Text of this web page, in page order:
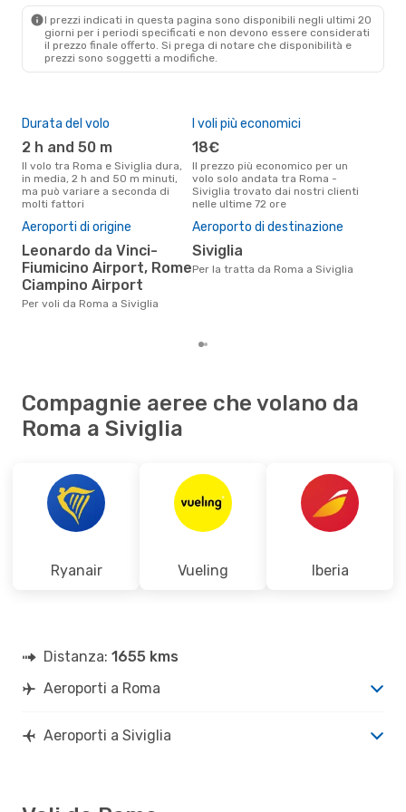
I prezzi indicati in questa pagina sono disponibili negli ultimi 20
giorni per i periodi specificati e non devono essere considerati
il ​​prezzo finale offerto. Si prega di notare che disponibilità e
prezzi sono soggetti a modifiche.
Durata del volo
2 h and 50 m
Il volo tra Roma e Siviglia dura,
in media, 2 h and 50 m minuti,
ma può variare a seconda di
molti fattori
I voli più economici
18€
Il prezzo più economico per un
volo solo andata tra Roma -
Siviglia trovato dai nostri clienti
nelle ultime 72 ore
Aeroporti di origine
Leonardo da Vinci-
Fiumicino Airport, Rome
Ciampino Airport
Per voli da Roma a Siviglia
Aeroporto di destinazione
Siviglia
Per la tratta da Roma a Siviglia
Compagnie aeree che volano da
Roma a Siviglia
Ryanair Vueling Iberia
Distanza: 1655 kms
Aeroporti a Roma
Aeroporti a Siviglia